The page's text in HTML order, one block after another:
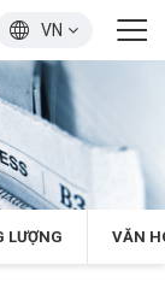
VN
LƯỢNG VĂN